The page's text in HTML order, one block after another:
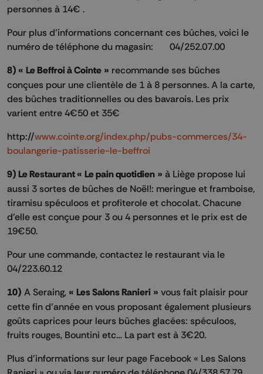
personnes à 14€ .
Pour plus d’informations concernant ces bûches, voici le
numéro de téléphone du magasin: 04/252.07.00
8) « Le Beffroi à Cointe » recommande ses bûches
conçues pour une clientèle de 1 à 8 personnes. A la carte,
des bûches traditionnelles ou des bavarois. Les prix
varient entre 4€50 et 35€
http://www.cointe.org/index.php/pubs-commerces/34-
boulangerie-patisserie-le-beffroi
9) Le Restaurant « Le pain quotidien » à Liège propose lui
aussi 3 sortes de bûches de Noël!: meringue et framboise,
tiramisu spéculoos et profiterole et chocolat. Chacune
d’elle est conçue pour 3 ou 4 personnes et le prix est de
19€50.
Pour une commande, contactez le restaurant via le
04/223.60.12
10) A Seraing, « Les Salons Ranieri » vous fait plaisir pour
cette fin d’année en vous proposant également plusieurs
goûts caprices pour leurs bûches glacées: spéculoos,
fruits rouges, Bountini etc… La part est à 3€20.
Plus d’informations sur leur page Facebook « Les Salons